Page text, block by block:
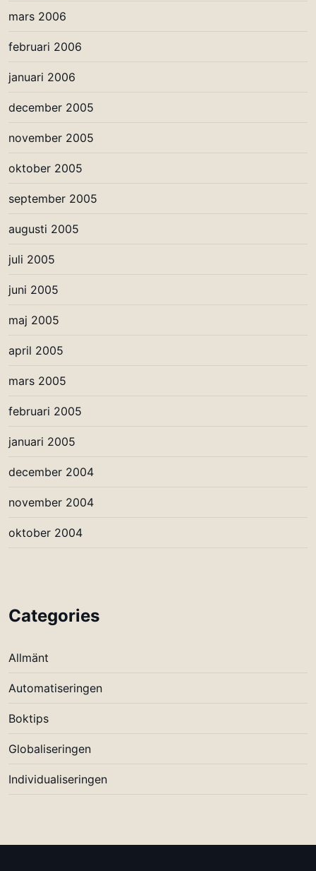
mars 2006
februari 2006
januari 2006
december 2005
november 2005
oktober 2005
september 2005
augusti 2005
juli 2005
juni 2005
maj 2005
april 2005
mars 2005
februari 2005
januari 2005
december 2004
november 2004
oktober 2004
Categories
Allmänt
Automatiseringen
Boktips
Globaliseringen
Individualiseringen